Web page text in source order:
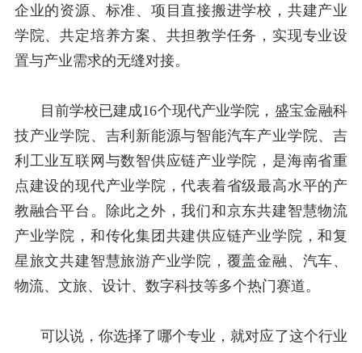
企业的资源、标准、项目直接搬进学校，共建产业
学院、共定培养方案、共担教学任务，实现专业设
置与产业需求的无缝对接。
目前学校已建成16个现代产业学院，盛宝金融科
技产业学院、吉利新能源与智能汽车产业学院、吉
利工业互联网与数智供应链产业学院，是海南省重
点建设的现代产业学院，代表着省级最高水平的产
教融合平台。除此之外，我们和京东共建智慧物流
产业学院，和传化集团共建供应链产业学院，和复
星旅文共建智慧旅游产业学院，覆盖金融、汽车、
物流、文旅、设计、数字科技等多个热门赛道。
可以说，你选择了哪个专业，就对应了这个行业